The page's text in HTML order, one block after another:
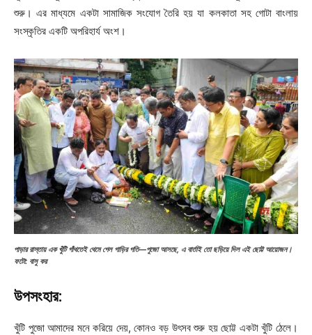
শুরু। এর মাধ্যমে একটা সামাজিক সংযোগ তৈরি হয় যা কলকাতা সহ গোটা বাংলায়
সংস্কৃতির একটি অপরিহার্য অংশ।
পাড়ার রাস্তায় এক খুঁটি গাঁথতেই থেমে গেল গাড়ির গতি—পুজো আসছে, এ বার্তাই তো ছড়িয়ে দিল এই ছোট্ট আয়োজন।
ফটো: বাসু কর
উপসংহার:
খুঁটি পুজো আমাদের মনে করিয়ে দেয়, কোনও বড় উৎসব শুরু হয় ছোট্ট একটা খুঁটি ঠেলে।